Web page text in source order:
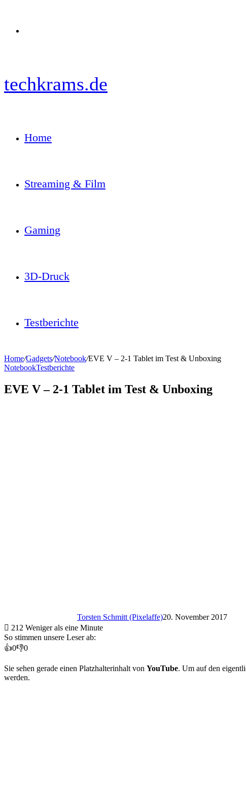
techkrams.de
Home
Streaming & Film
Gaming
3D-Druck
Testberichte
Home/Gadgets/Notebook/EVE V – 2-1 Tablet im Test & Unboxing
NotebookTestberichte
EVE V – 2-1 Tablet im Test & Unboxing
Torsten Schmitt (Pixelaffe)20. November 2017
212 Weniger als eine Minute
So stimmen unsere Leser ab:
👍0👎0
Sie sehen gerade einen Platzhalterinhalt von YouTube. Um auf den
werden.